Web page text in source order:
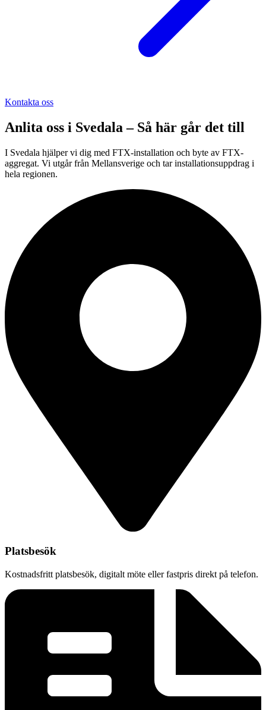
Kontakta oss
Anlita oss i Svedala – Så här går det till
I Svedala hjälper vi dig med FTX-installation och byte av FTX-
aggregat. Vi utgår från Mellansverige och tar installationsuppdrag i
hela regionen.
Platsbesök
Kostnadsfritt platsbesök, digitalt möte eller fastpris direkt på telefon.